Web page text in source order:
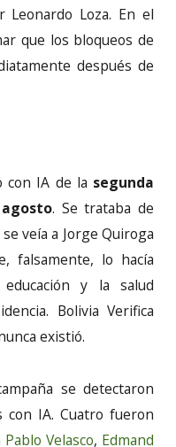
Leonardo Loza. En el
que los bloqueos de
después de
con IA de la segunda
. Se trataba de
veía a Jorge Quiroga
falsamente, lo hacía
y la salud
Bolivia Verifica
existió.
se detectaron
con IA. Cuatro fueron
Pablo Velasco, Edmand